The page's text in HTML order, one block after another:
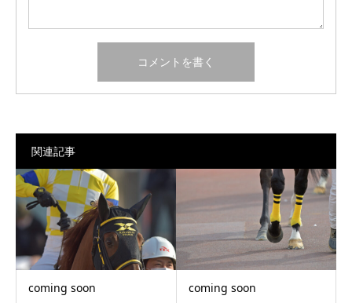
関連記事
coming soon coming soon